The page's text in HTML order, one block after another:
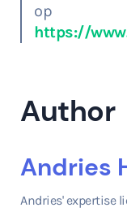
op
https://
Author
Andries
Andries' expertise